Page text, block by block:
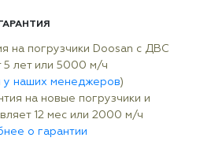
на погрузчики Doosan с ДВС
5 лет или 5000 м/ч
у наших менеджеров)
на новые погрузчики и
12 мес или 2000 м/ч
о гарантии